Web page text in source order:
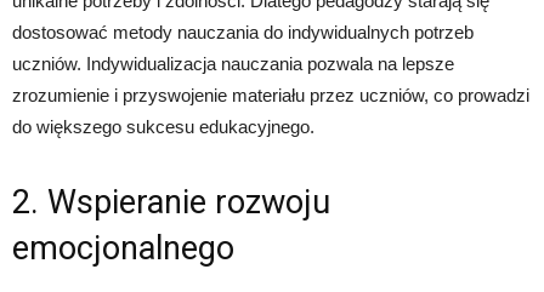
dostosować metody nauczania do indywidualnych potrzeb
uczniów. Indywidualizacja nauczania pozwala na lepsze
zrozumienie i przyswojenie materiału przez uczniów, co prowadzi
do większego sukcesu edukacyjnego.
2. Wspieranie rozwoju
emocjonalnego